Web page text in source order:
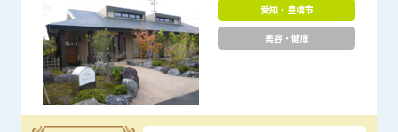
愛知・豊橋市
美容・健康